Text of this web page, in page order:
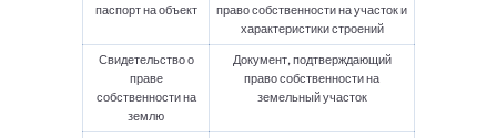
паспорт на объект
право собственности на участок и
характеристики строений
Свидетельство о
праве
собственности на
землю
Документ, подтверждающий
право собственности на
земельный участок